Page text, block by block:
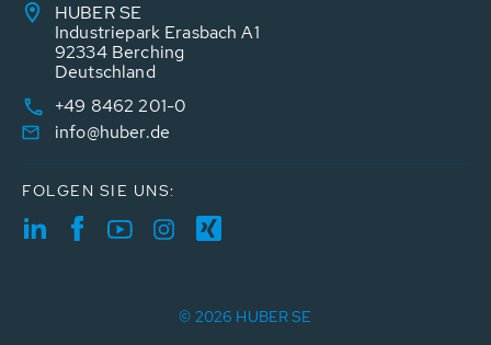
HUBER SE
Industriepark Erasbach A1
92334 Berching
Deutschland
+49 8462 201-0
info@huber.de
FOLGEN SIE UNS:
© 2026 HUBER SE